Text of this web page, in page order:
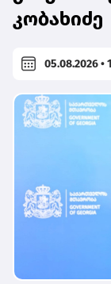
კობახიძე
05.08.2026 •